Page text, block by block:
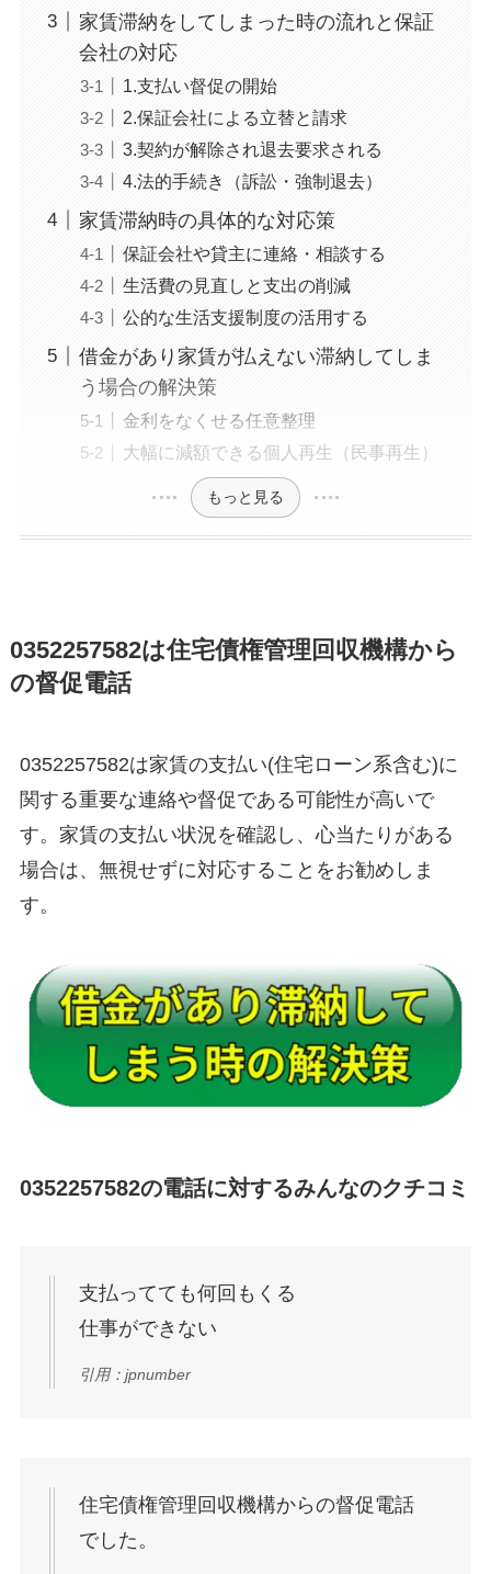
家賃滞納をしてしまった時の流れと保証
会社の対応
1.支払い督促の開始
2.保証会社による立替と請求
3.契約が解除され退去要求される
4.法的手続き（訴訟・強制退去）
家賃滞納時の具体的な対応策
保証会社や貸主に連絡・相談する
生活費の見直しと支出の削減
公的な生活支援制度の活用する
借金があり家賃が払えない滞納してしま
う場合の解決策
金利をなくせる任意整理
大幅に減額できる個人再生（民事再生）
もっと見る
0352257582は住宅債権管理回収機構から
の督促電話
0352257582は家賃の支払い(住宅ローン系含む)に
関する重要な連絡や督促である可能性が高いで
す。家賃の支払い状況を確認し、心当たりがある
場合は、無視せずに対応することをお勧めしま
す。
0352257582の電話に対するみんなのクチコミ
支払ってても何回もくる
仕事ができない
引用：jpnumber
住宅債権管理回収機構からの督促電話
でした。